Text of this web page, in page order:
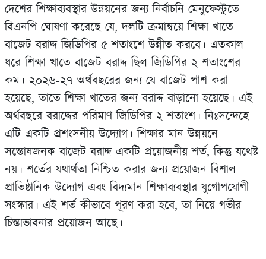
দেশের শিক্ষাব্যবস্থার উন্নয়নের জন্য নির্বাচনি মেনুফেস্টুতে
বিএনপি ঘোষণা করেছে যে, দলটি ক্রমান্বয়ে শিক্ষা খাতে
বাজেট বরাদ্দ জিডিপির ৫ শতাংশে উন্নীত করবে। এতকাল
ধরে শিক্ষা খাতে বাজেট বরাদ্দ ছিল জিডিপির ২ শতাংশের
কম। ২০২৬-২৭ অর্থবছরের জন্য যে বাজেট পাশ করা
হয়েছে, তাতে শিক্ষা খাতের জন্য বরাদ্দ বাড়ানো হয়েছে। এই
অর্থবছরে বরাদ্দের পরিমাণ জিডিপির ২ শতাংশ। নিঃসন্দেহে
এটি একটি প্রশংসনীয় উদ্যোগ। শিক্ষার মান উন্নয়নে
সন্তোষজনক বাজেট বরাদ্দ একটি প্রয়োজনীয় শর্ত, কিন্তু যথেষ্ট
নয়। শর্তের যথার্থতা নিশ্চিত করার জন্য প্রয়োজন বিশাল
প্রাতিষ্ঠানিক উদ্যোগ এবং বিদ্যমান শিক্ষাব্যবস্থার যুগোপযোগী
সংস্কার। এই শর্ত কীভাবে পূরণ করা হবে, তা নিয়ে গভীর
চিন্তাভাবনার প্রয়োজন আছে।